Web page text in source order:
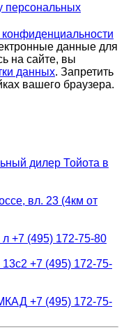
персональных
конфиденциальности
данные для
на сайте, вы
данных. Запретить
вашего браузера.
дилер Тойота в
вл. 23 (4км от
л +7 (495) 172-75-80
13с2 +7 (495) 172-75-
+7 (495) 172-75-